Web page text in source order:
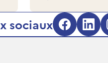
sociaux